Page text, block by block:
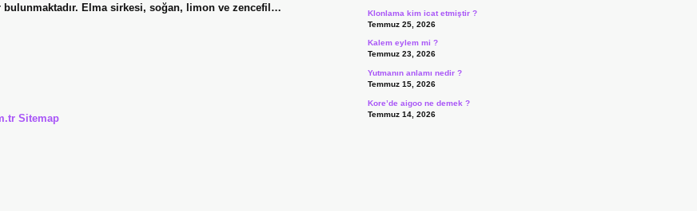
Elma sirkesi, soğan, limon ve zencefil…
Sitemap
Klonlama kim icat etmiştir ?
Temmuz 25, 2026
Kalem eylem mi ?
Temmuz 23, 2026
Yutmanın anlamı nedir ?
Temmuz 15, 2026
Kore’de aigoo ne demek ?
Temmuz 14, 2026